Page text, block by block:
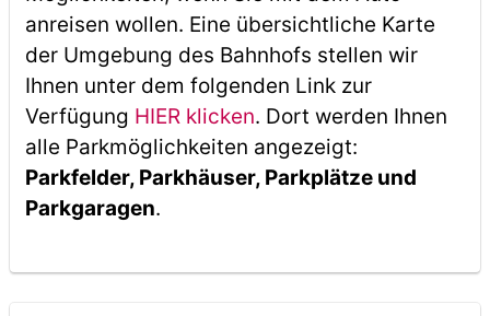
anreisen wollen. Eine übersichtliche Karte
der Umgebung des Bahnhofs stellen wir
Ihnen unter dem folgenden Link zur
Verfügung HIER klicken. Dort werden Ihnen
alle Parkmöglichkeiten angezeigt:
Parkfelder, Parkhäuser, Parkplätze und
Parkgaragen.